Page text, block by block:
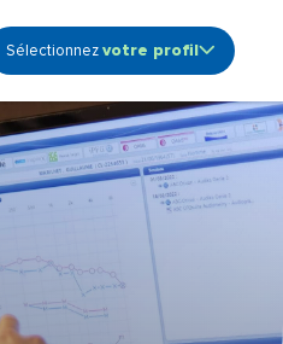
Sélectionnezvotre profil
Ouvrir le sous-menu profile
Audioprothésiste
Coordinateur de centre
Etudiant
Fonction Support -
Siège
Propriétaire de centre